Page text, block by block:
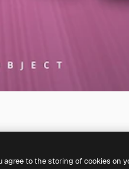
agree to the storing of cookies on